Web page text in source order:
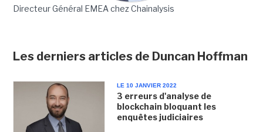
Directeur Général EMEA chez Chainalysis
Les derniers articles de Duncan Hoffman
LE 10 JANVIER 2022
3 erreurs d'analyse de
blockchain bloquant les
enquêtes judiciaires